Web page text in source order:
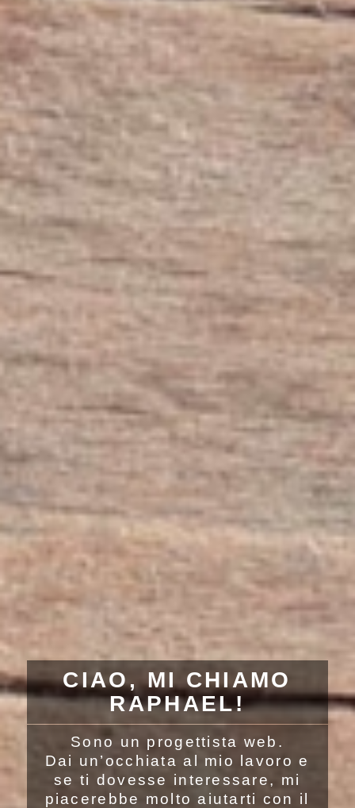
CIAO, MI CHIAMO
RAPHAEL!
Sono un progettista web.
Dai un’occhiata al mio lavoro e
se ti dovesse interessare, mi
piacerebbe molto aiutarti con il